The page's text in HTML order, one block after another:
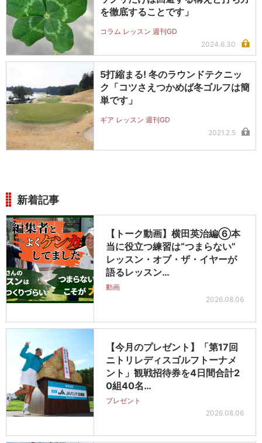
を徹底することです」
コラム レッスン 週刊GD
2024.6.30
5打縮まる! 冬のラウンドテクニッ
ク「コツさえつかめば冬ゴルフは簡
単です」
ギア レッスン 週刊GD
2021.2.5
新着記事
【トーク動画】横田英治編⑥本
当に役立つ練習は“つまらない”
レッスン・オブ・ザ・イヤーが
語るレッスン…
動画
2026.08.06
【今月のプレゼント】「第17回
ニトリレディスゴルフトーナメ
ント」観戦招待券を4日間合計2
0組40名…
プレゼント
2026.08.06